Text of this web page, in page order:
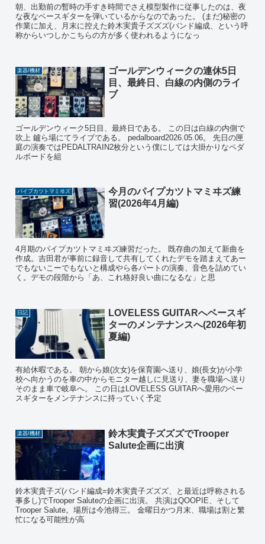
朝、出勤前の暫時の手すき時間でさえ模型製作に従事したのは、夜
な夜なベースギターを弾いているからなのであった。 (まだ)秘密の
作業に加え、月末に控えた鈴木実貴子ズズズ(バンド編成、という呼
称からいつしかこちらの方が多く使われるようになっ
楽器/機材
ゴールデンウィークの連休5日
目、最終日、白線の内側のライ
ブ
ゴールデンウィーク5日目、最終日である。 この日は白線の内側で
吹上 鑪ら場にてライブである。 pedalboard2026.05.06。 先日の匣
庭の演奏ではPEDALTRAIN2枚分という僕にしては大掛かりなペダ
ルボードを組
パイプカツトマミヰズ
今月のパイプカツトマミヰズ練
習(2026年4月編)
4月期のパイプカツトマミヰズ練習だった。 既存曲の加えて新曲を
作成。吉田君が事前に録音して共有してくれたデモを踏まえてあー
でもないこーでもないと構成やら各パートの演奏、音色を詰めてい
く。デモの段階から「あ、これ格好良い曲になるな」と思
日記
LOVELESS GUITARへベースギ
ターのメンテナンスへ(2026年初
夏編)
有給休暇である。 朝から娘(次女)を保育園へ送り、娘(長女)が小学
校へ向かうのを車の中からモニター越しに見送り、妻を職場へ送り
そのまま車で岐阜へ。 この日はLOVELESS GUITARへ愛用のベー
スギターをメンテナンスに持っていく予定
楽器/機材
鈴木実貴子ズズズでTrooper
Salute企画に出演
鈴木実貴子ズ(バンド編成=鈴木実貴子ズズズ、と最近は呼称される
事多し)でTrooper Saluteの企画に出演。 共演はQOOPIE、そして
Trooper Salute。場所は今池得三。 金曜日かつ月末、職場は割と繁
忙になる可能性が高